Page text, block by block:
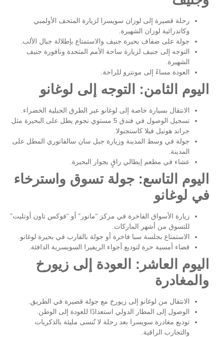
رحلة قصيرة إلى لوزان سويسرا لزيارة المتحف الأولمبي
وكاتدرائية لوزان الشهيرة.
جولة على ضفاف بحيرة جنيف والاستمتاع بإطلالة جبال الألب.
التوجه إلى جنيف لزيارة ساحة الأمم المتحدة ونافورة جنيف
الشهيرة.
العودة مساءً إلى مونترو للراحة.
اليوم الثامن: التوجه إلى لوغانو
الانتقال بسيارة خاصة إلى لوغانو عبر الطرق الجبلية الخضراء.
تسجيل الوصول في فندق 5 مستوي نجوم يطل على البحيرة مثل
جراند هوتيل فيلا كاستجنولا.
جولة في وسط المدينة وزيارة جبل سان سالفاتوري المطل على
المدينة.
عشاء في مطعم إيطالي راقٍ بجوار البحيرة.
اليوم التاسع: جولة تسوق واسترخاء
في لوغانو
زيارة الأسواق الفاخرة في مركز “مانور” أو “فوكس تاون أوتليت”
للتسوق من أشهر الماركات.
الاستمتاع بجلسة سبا فاخرة أو جولة بالقارب في بحيرة لوغانو.
قضاء أمسية حرة لتوديع أجواء الريفيرا السويسرية الدافئة.
اليوم العاشر: العودة إلى زيورخ
والمغادرة
الانتقال من لوغانو إلى زيورخ مع جولة قصيرة في الطريق.
الوصول إلى المطار الدولي استعدادًا للعودة إلى الوطن.
توديع مغادرة سويسرا بعد رحلة لا تُنسى مليئة بالذكريات
والتجارب الراقية.